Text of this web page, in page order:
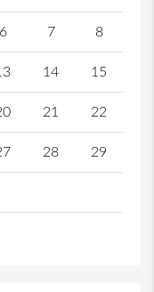
6 7 8
14 15
21 22
28 29